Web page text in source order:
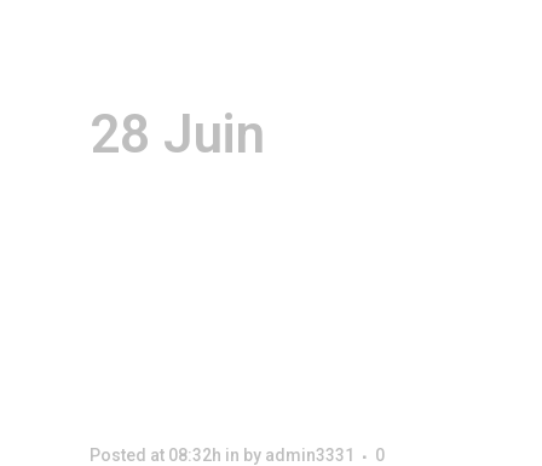
28 Juin
Posted at 08:32h in by admin3331
0